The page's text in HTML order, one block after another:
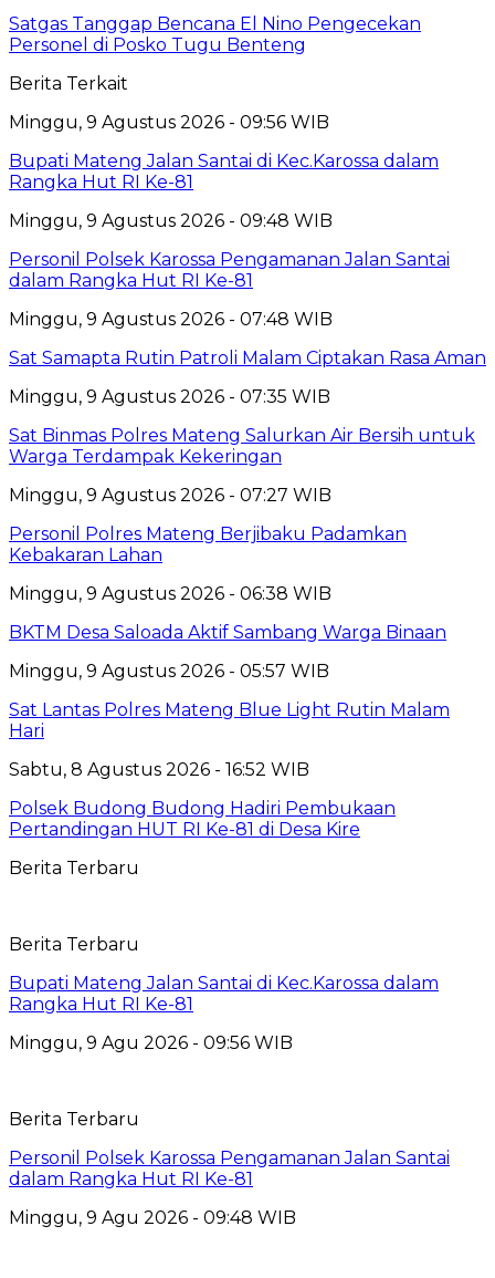
Satgas Tanggap Bencana El Nino Pengecekan
Personel di Posko Tugu Benteng
Berita Terkait
Minggu, 9 Agustus 2026 - 09:56 WIB
Bupati Mateng Jalan Santai di Kec.Karossa dalam
Rangka Hut RI Ke-81
Minggu, 9 Agustus 2026 - 09:48 WIB
Personil Polsek Karossa Pengamanan Jalan Santai
dalam Rangka Hut RI Ke-81
Minggu, 9 Agustus 2026 - 07:48 WIB
Sat Samapta Rutin Patroli Malam Ciptakan Rasa Aman
Minggu, 9 Agustus 2026 - 07:35 WIB
Sat Binmas Polres Mateng Salurkan Air Bersih untuk
Warga Terdampak Kekeringan
Minggu, 9 Agustus 2026 - 07:27 WIB
Personil Polres Mateng Berjibaku Padamkan
Kebakaran Lahan
Minggu, 9 Agustus 2026 - 06:38 WIB
BKTM Desa Saloada Aktif Sambang Warga Binaan
Minggu, 9 Agustus 2026 - 05:57 WIB
Sat Lantas Polres Mateng Blue Light Rutin Malam
Hari
Sabtu, 8 Agustus 2026 - 16:52 WIB
Polsek Budong Budong Hadiri Pembukaan
Pertandingan HUT RI Ke-81 di Desa Kire
Berita Terbaru
Berita Terbaru
Bupati Mateng Jalan Santai di Kec.Karossa dalam
Rangka Hut RI Ke-81
Minggu, 9 Agu 2026 - 09:56 WIB
Berita Terbaru
Personil Polsek Karossa Pengamanan Jalan Santai
dalam Rangka Hut RI Ke-81
Minggu, 9 Agu 2026 - 09:48 WIB